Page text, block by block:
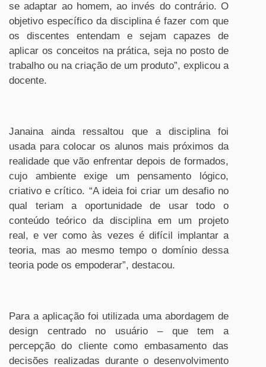
se adaptar ao homem, ao invés do contrário. O
objetivo específico da disciplina é fazer com que
os discentes entendam e sejam capazes de
aplicar os conceitos na prática, seja no posto de
trabalho ou na criação de um produto”, explicou a
docente.
Janaina ainda ressaltou que a disciplina foi
usada para colocar os alunos mais próximos da
realidade que vão enfrentar depois de formados,
cujo ambiente exige um pensamento lógico,
criativo e crítico. “A ideia foi criar um desafio no
qual teriam a oportunidade de usar todo o
conteúdo teórico da disciplina em um projeto
real, e ver como às vezes é difícil implantar a
teoria, mas ao mesmo tempo o domínio dessa
teoria pode os empoderar”, destacou.
Para a aplicação foi utilizada uma abordagem de
design centrado no usuário – que tem a
percepção do cliente como embasamento das
decisões realizadas durante o desenvolvimento